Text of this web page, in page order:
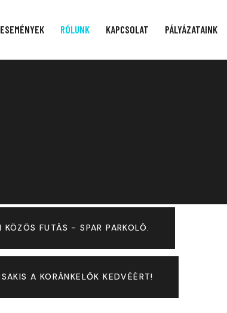
ESEMÉNYEK RÓLUNK KAPCSOLAT PÁLYÁZATAINK
KÖZÖS FUTÁS - SPAR PARKOLÓ.
A KORÁNKELŐK KEDVÉÉRT!